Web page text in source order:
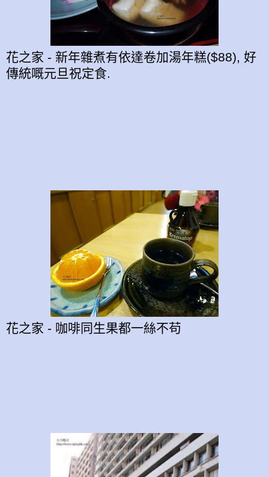
花之家 - 新年雜煮有依達卷加湯年糕($88), 好
傳統嘅元旦祝定食.
花之家 - 咖啡同生果都一絲不苟